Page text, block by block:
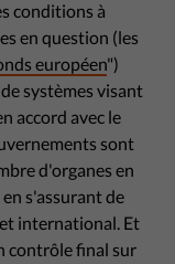
conditions à
en question (les
européen")
systèmes visant
accord avec le
sont
d'organes en
s'assurant de
international. Et
contrôle final sur